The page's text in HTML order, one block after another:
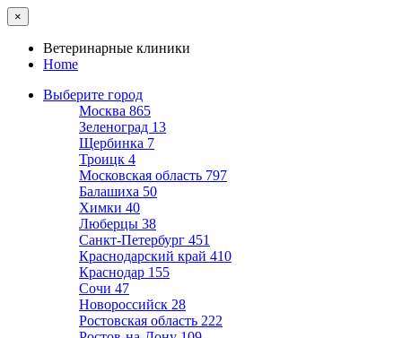
×
Ветеринарные клиники
Home
Выберите город
Москва 865
Зеленоград 13
Щербинка 7
Троицк 4
Московская область 797
Балашиха 50
Химки 40
Люберцы 38
Санкт-Петербург 451
Краснодарский край 410
Краснодар 155
Сочи 47
Новороссийск 28
Ростовская область 222